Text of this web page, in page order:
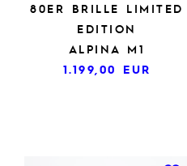
80ER BRILLE LIMITED
EDITION
ALPINA M1
1.199,00 EUR